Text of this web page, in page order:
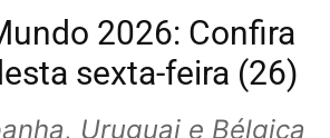
2026: Confira
sexta-feira (26)
Uruguai e Bélgica